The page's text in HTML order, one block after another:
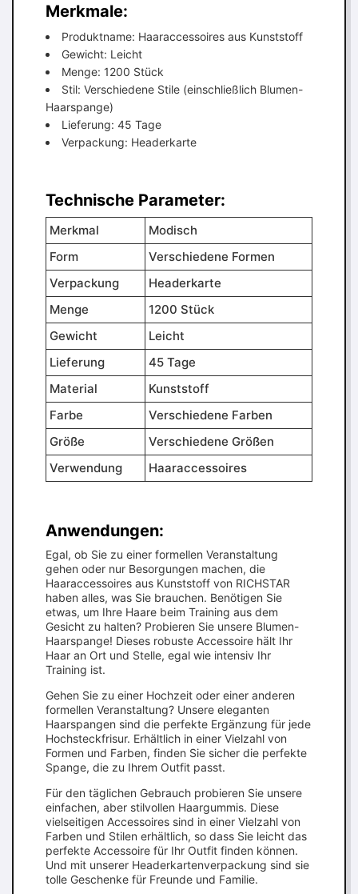
Merkmale:
Produktname: Haaraccessoires aus Kunststoff
Gewicht: Leicht
Menge: 1200 Stück
Stil: Verschiedene Stile (einschließlich Blumen-
Haarspange)
Lieferung: 45 Tage
Verpackung: Headerkarte
Technische Parameter:
Merkmal
Modisch
Form
Verschiedene Formen
Verpackung
Headerkarte
Menge
1200 Stück
Gewicht
Leicht
Lieferung
45 Tage
Material
Kunststoff
Farbe
Verschiedene Farben
Größe
Verschiedene Größen
Verwendung
Haaraccessoires
Anwendungen:
Egal, ob Sie zu einer formellen Veranstaltung
gehen oder nur Besorgungen machen, die
Haaraccessoires aus Kunststoff von RICHSTAR
haben alles, was Sie brauchen. Benötigen Sie
etwas, um Ihre Haare beim Training aus dem
Gesicht zu halten? Probieren Sie unsere Blumen-
Haarspange! Dieses robuste Accessoire hält Ihr
Haar an Ort und Stelle, egal wie intensiv Ihr
Training ist.
Gehen Sie zu einer Hochzeit oder einer anderen
formellen Veranstaltung? Unsere eleganten
Haarspangen sind die perfekte Ergänzung für jede
Hochsteckfrisur. Erhältlich in einer Vielzahl von
Formen und Farben, finden Sie sicher die perfekte
Spange, die zu Ihrem Outfit passt.
Für den täglichen Gebrauch probieren Sie unsere
einfachen, aber stilvollen Haargummis. Diese
vielseitigen Accessoires sind in einer Vielzahl von
Farben und Stilen erhältlich, so dass Sie leicht das
perfekte Accessoire für Ihr Outfit finden können.
Und mit unserer Headerkartenverpackung sind sie
tolle Geschenke für Freunde und Familie.